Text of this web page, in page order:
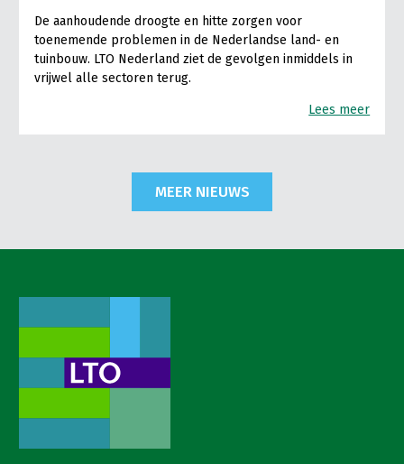
De aanhoudende droogte en hitte zorgen voor
toenemende problemen in de Nederlandse land- en
tuinbouw. LTO Nederland ziet de gevolgen inmiddels in
vrijwel alle sectoren terug.
Lees meer
MEER NIEUWS